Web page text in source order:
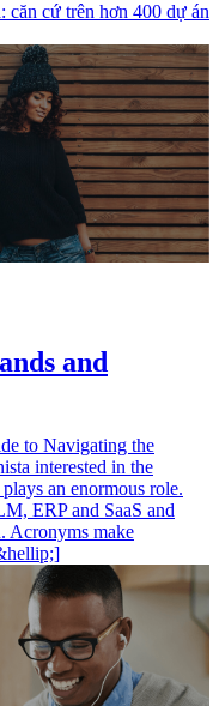
cứ trên hơn 400 dự án
and
to Navigating the
interested in the
an enormous role.
ERP and SaaS and
Acronyms make